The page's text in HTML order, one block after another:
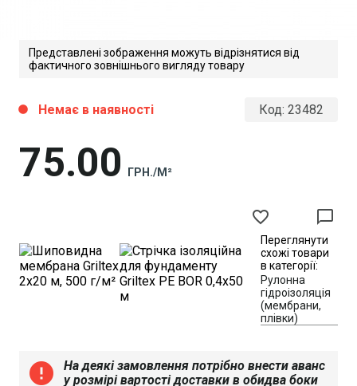
Представлені зображення можуть відрізнятися від
фактичного зовнішнього вигляду товару
Код: 23482
75 00 ГРН./М²
circle Немає в наявності
favorite_border chat_bubble_outline
Переглянути
схожі товари
в категорії:
Рулонна
гідроізоляція
(мембрани,
плівки)
error
На деякі замовлення потрібно внести аванс
у розмірі вартості доставки в обидва боки